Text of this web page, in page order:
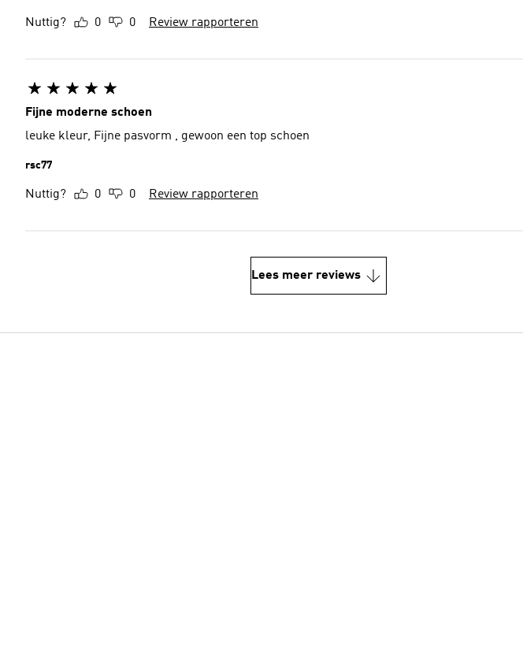
Nuttig? 0 0 Review rapporteren
Fijne moderne schoen
leuke kleur, Fijne pasvorm , gewoon een top schoen
rsc77
Nuttig? 0 0 Review rapporteren
Lees meer reviews